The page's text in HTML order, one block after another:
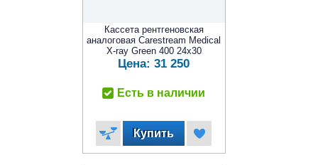
Кассета рентгеновская
аналоговая Carestream Medical
X-ray Green 400 24x30
Цена: 31 250
Есть в наличии